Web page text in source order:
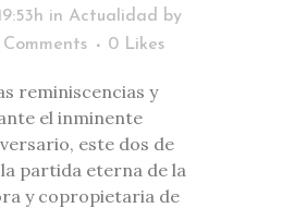
in Actualidad
by
0 Likes
reminiscencias y
el inminente
este dos de
partida eterna de la
y copropietaria de